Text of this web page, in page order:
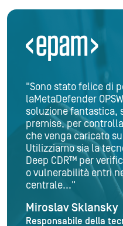
"MetaDefender
non venga
diagnosi del
dall'amministratore
per decidere quali
privilegi
distanza."
Lars Sneftrup
CEO, FastTrack